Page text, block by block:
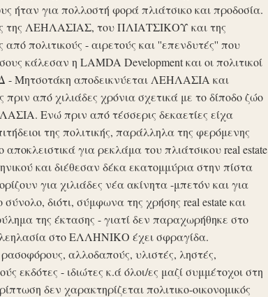
ήταν για πολλοστή φορά πλιάτσικο και προδοσία.
της ΛΕΗΛΑΣΙΑΣ, του ΠΛΙΑΤΣΙΚΟΥ και της
πολιτικούς - αιρετούς και ''επενδυτές'' που
κάλεσαν η LAMDA Development και οι πολιτικοί
- Μητσοτάκη αποδεικνύεται ΛΕΗΛΑΣΙΑ και
από χιλιάδες χρόνια σχετικά με το δίποδο ζώο
Ενώ πριν από τέσσερις δεκαετίες είχα
της πολιτικής, παράλληλα της φερόμενης
για ρεκλάμα του πλιάτσικου real estate
και διέθεσαν δέκα εκατομμύρια στην πίστα
για χιλιάδες νέα ακίνητα -μπετόν και για
διότι, σύμφωνα της χρήσης real estate και
της έκτασης - γιατί δεν παραχωρήθηκε στο
λεηλασία στο ΕΛΛΗΝΙΚΟ έχει σφραγίδα.
αλλοδαπούς, υλιστές, ληστές,
εκδότες - ιδιώτες κ.ά όλοι/ες μαζί συμμέτοχοι στη
δεν χαρακτηρίζεται πολιτικο-οικονομικός